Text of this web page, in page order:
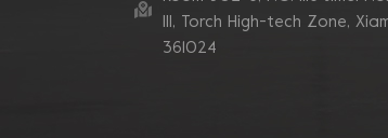
Ill, Torch High-tech Zone,
361024